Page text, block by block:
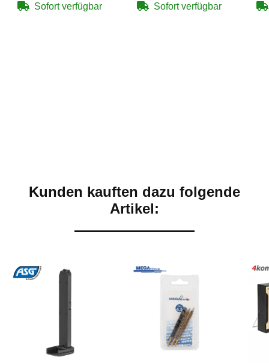
für Co2-Waffen
Sofort verfügbar
Waffen
Sofort verfügbar
Kunden kauften dazu folgende
Artikel: